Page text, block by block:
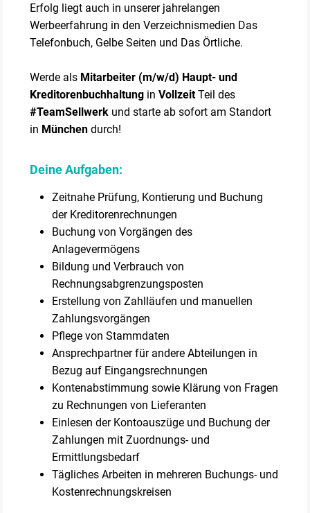
Erfolg liegt auch in unserer jahrelangen
Werbeerfahrung in den Verzeichnismedien Das
Telefonbuch, Gelbe Seiten und Das Örtliche.
Werde als Mitarbeiter (m/w/d) Haupt- und
Kreditorenbuchhaltung inVollzeitTeil des
#TeamSellwerk und starte ab sofort am Standort
in München durch!
Deine Aufgaben:
Zeitnahe Prüfung, Kontierung und Buchung
der Kreditorenrechnungen
Buchung von Vorgängen des
Anlagevermögens
Bildung und Verbrauch von
Rechnungsabgrenzungsposten
Erstellung von Zahlläufen und manuellen
Zahlungsvorgängen
Pflege von Stammdaten
Ansprechpartner für andere Abteilungen in
Bezug auf Eingangsrechnungen
Kontenabstimmung sowie Klärung von Fragen
zu Rechnungen von Lieferanten
Einlesen der Kontoauszüge und Buchung der
Zahlungen mit Zuordnungs- und
Ermittlungsbedarf
Tägliches Arbeiten in mehreren Buchungs- und
Kostenrechnungskreisen